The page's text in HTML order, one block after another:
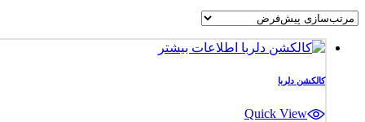
اطلاعات بیشتر
کالکشن دلربا
Quick View